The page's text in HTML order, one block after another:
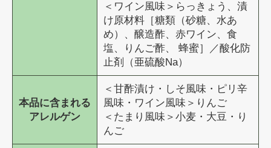
＜ワイン風味＞らっきょう、漬
け原材料［糖類（砂糖、水あ
め）、醸造酢、赤ワイン、食
塩、りんご酢、 蜂蜜］／酸化防
止剤（亜硫酸Na）
本品に含まれる
アレルゲン
＜甘酢漬け・しそ風味・ピリ辛
風味・ワイン風味＞りんご
＜たまり風味＞小麦・大豆・り
んご